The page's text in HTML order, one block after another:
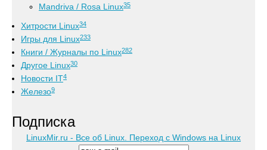
Mandriva / Rosa Linux35
Хитрости Linux34
Игры для Linux233
Книги / Журналы по Linux282
Другое Linux30
Новости IT4
Железо9
Подписка
LinuxMir.ru - Все об Linux. Переход с Windows на Linux